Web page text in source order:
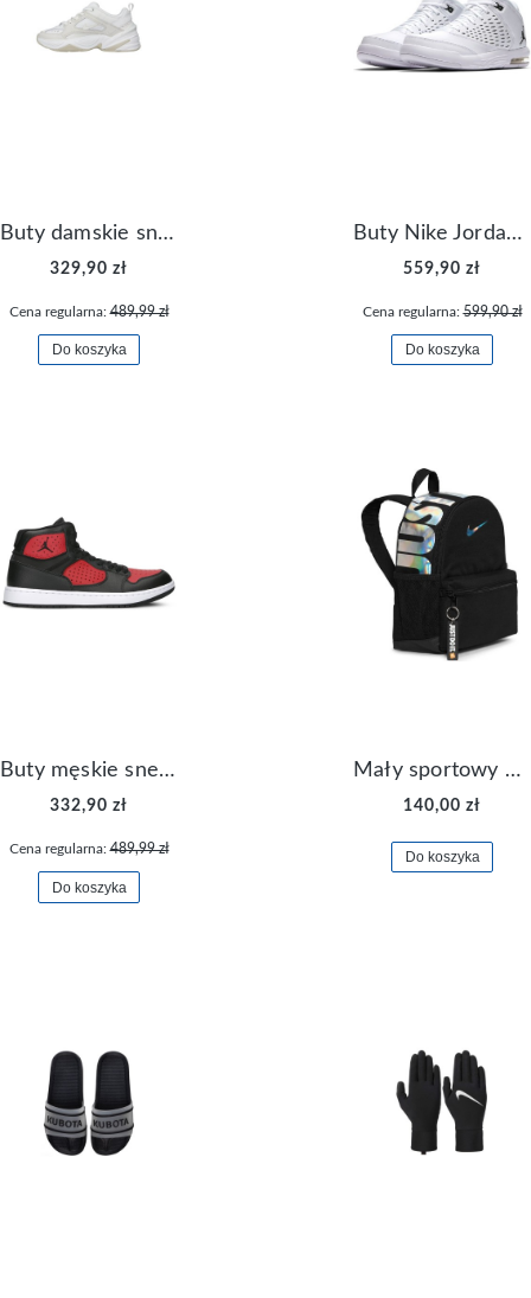
Buty damskie sneakersy Nike M2K Tekno AO3108-006
329,90 zł
Cena regularna:489,99 zł
Do koszyka
Buty Nike Jordan Flight Origin 4 921196-100
559,90 zł
Cena regularna:599,90 zł
Do koszyka
Buty męskie sneakersy Jordan Access AR3762-006
332,90 zł
Cena regularna:489,99 zł
Do koszyka
Mały sportowy plecak plecaczek Nike Brasilia JDI DR6091-017
140,00 zł
Do koszyka